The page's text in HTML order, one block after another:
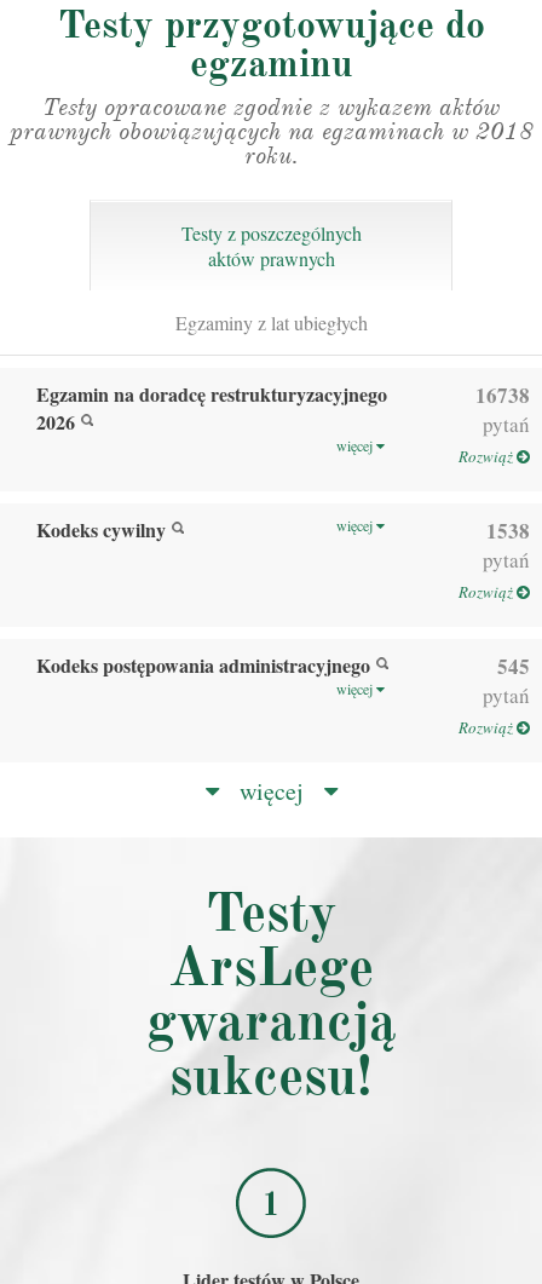
Testy przygotowujące do
egzaminu
Testy opracowane zgodnie z wykazem aktów
prawnych obowiązujących na egzaminach w 2018
roku.
Testy z poszczególnych
aktów prawnych
Egzaminy z lat ubiegłych
Egzamin na doradcę restrukturyzacyjnego
2026
więcej
16738
pytań
Rozwiąż
Kodeks cywilny więcej 1538
pytań
Rozwiąż
Kodeks postępowania administracyjnego
więcej
545
pytań
Rozwiąż
więcej
Testy
ArsLege
gwarancją
sukcesu!